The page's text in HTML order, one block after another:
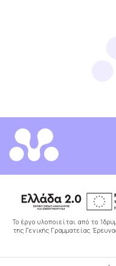
Το έργο υλοποιείται από το
της Γενικής Γραμματείας